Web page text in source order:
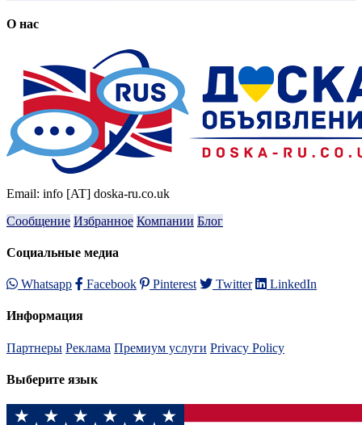
О нас
Email: info [AT] doska-ru.co.uk
Сообщение Избранное Компании Блог
Социальные медиа
Whatsapp Facebook Pinterest Twitter LinkedIn
Информация
Партнеры Реклама Премиум услуги Privacy Policy
Выберите язык